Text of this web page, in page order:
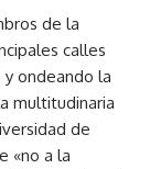
de la
calles
ondeando la
multitudinaria
de
«no a la